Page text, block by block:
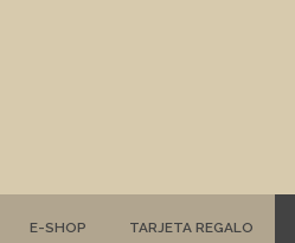
E-SHOP TARJETA REGALO